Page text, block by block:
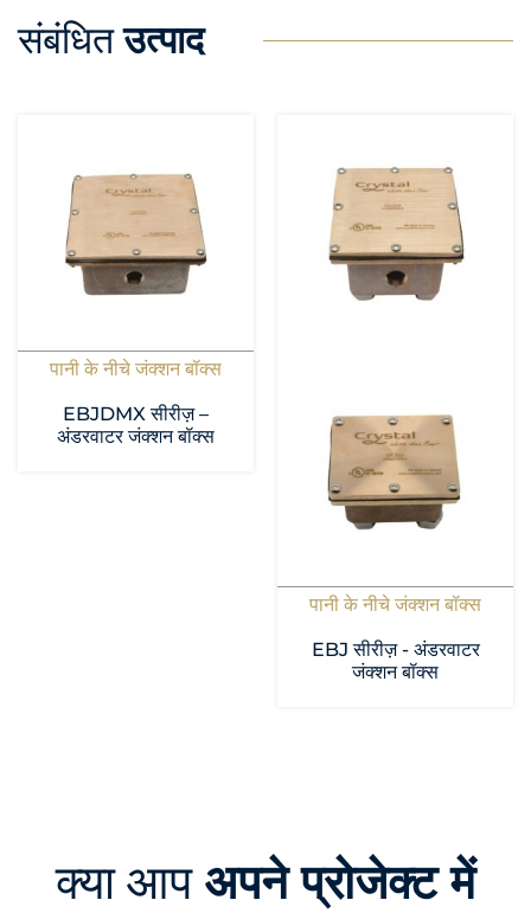
संबंधितउत्पाद
पानी के नीचे जंक्शन बॉक्स
EBJDMX सीरीज़ –
अंडरवाटर जंक्शन बॉक्स
पानी के नीचे जंक्शन बॉक्स
EBJ सीरीज़ - अंडरवाटर
जंक्शन बॉक्स
क्या आप अपने प्रोजेक्ट में